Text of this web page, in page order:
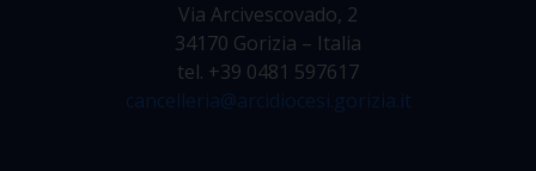
Via Arcivescovado, 2
34170 Gorizia – Italia
tel. +39 0481 597617
cancelleria@arcidiocesi.gorizia.it